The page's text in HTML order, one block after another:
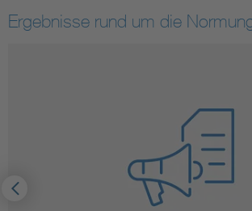
Ergebnisse rund um die